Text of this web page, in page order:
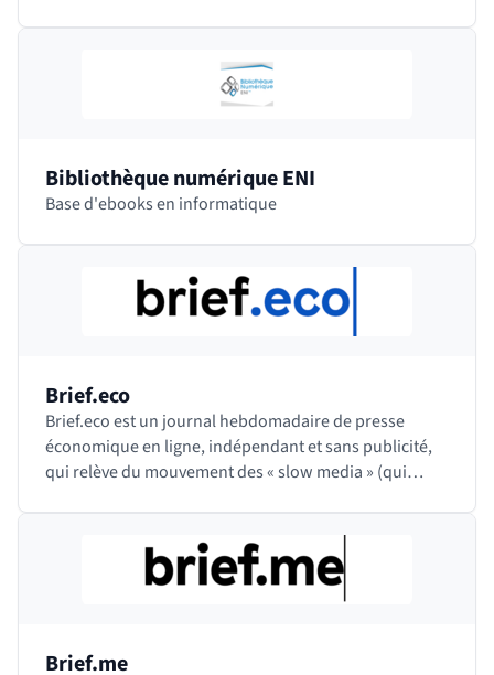
Bibliothèque numérique ENI
Base d'ebooks en informatique
Brief.eco
Brief.eco est un journal hebdomadaire de presse
économique en ligne, indépendant et sans publicité,
qui relève du mouvement des « slow media » (qui
Brief.me